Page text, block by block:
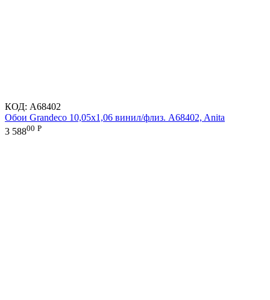
КОД: A68402
Обои Grandeco 10,05х1,06 винил/флиз. A68402, Anita
3 58800 Р